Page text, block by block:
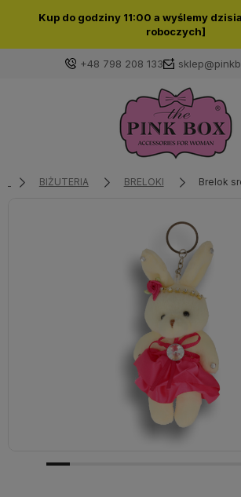
Kup do godziny 11:00 a wyślemy
roboczych]
+48 798 208 133
Zaloguj się
Wybierz coś dla siebie z naszej
zaloguj się, aby przywrócić dodane
z poprzedniej sesji.
BIŻUTERIA BRELOKI Brelok